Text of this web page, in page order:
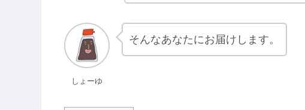
しょーゆ
そんなあなたにお届けします。